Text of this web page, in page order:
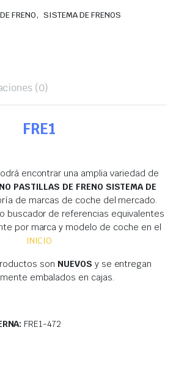
FRENO, SISTEMA DE FRENOS
(0)
FRE1
encontrar una amplia variedad de
PASTILLAS DE FRENO SISTEMA DE
de marcas de coche del mercado.
buscador de referencias equivalentes
por marca y modelo de coche en el
INICIO
son NUEVOS y se entregan
embalados en cajas.
FRE1-472